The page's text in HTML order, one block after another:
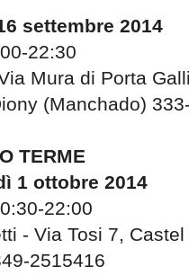
settembre 2014
22:30
Mura di Porta
(Manchado)
TERME
1 ottobre 2014
22:00
- Via Tosi 7,
2515416